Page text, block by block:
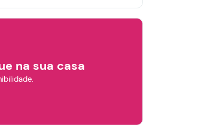
na sua casa